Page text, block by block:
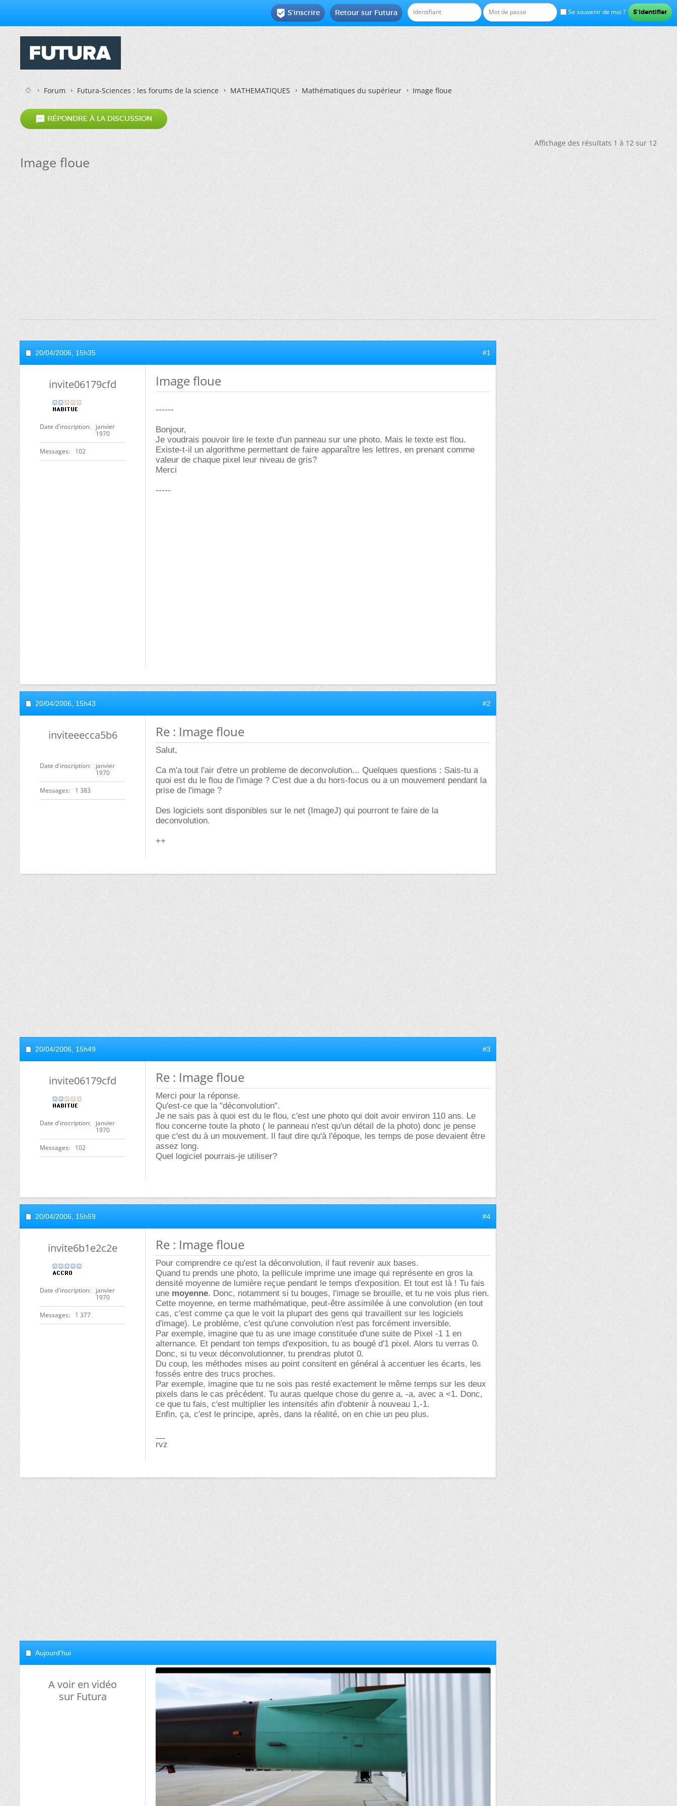
Se souvenir de moi ?
Retour sur Futura
 S'inscrire
Forum Futura-Sciences : les forums de la science MATHEMATIQUES Mathématiques du supérieur Image floue
 RÉPONDRE À LA DISCUSSION
Affichage des résultats 1 à 12 sur 12
Image floue
20/04/2006, 15h35 #1
invite06179cfd
Date d'inscription
janvier
1970
Messages 102
Image floue
------
Bonjour,
Je voudrais pouvoir lire le texte d'un panneau sur une photo. Mais le texte est flou.
Existe-t-il un algorithme permettant de faire apparaître les lettres, en prenant comme
valeur de chaque pixel leur niveau de gris?
Merci
-----
20/04/2006, 15h43 #2
inviteeecca5b6
Date d'inscription
janvier
1970
Messages 1 383
Re : Image floue
Salut,
Ca m'a tout l'air d'etre un probleme de deconvolution... Quelques questions : Sais-tu a
quoi est du le flou de l'image ? C'est due a du hors-focus ou a un mouvement pendant la
prise de l'image ?
Des logiciels sont disponibles sur le net (ImageJ) qui pourront te faire de la
deconvolution.
++
20/04/2006, 15h49 #3
invite06179cfd
Date d'inscription
janvier
1970
Messages 102
Re : Image floue
Merci pour la réponse.
Qu'est-ce que la "déconvolution".
Je ne sais pas à quoi est du le flou, c'est une photo qui doit avoir environ 110 ans. Le
flou concerne toute la photo ( le panneau n'est qu'un détail de la photo) donc je pense
que c'est du à un mouvement. Il faut dire qu'à l'époque, les temps de pose devaient être
assez long.
Quel logiciel pourrais-je utiliser?
20/04/2006, 15h59 #4
invite6b1e2c2e
Date d'inscription
janvier
1970
Messages 1 377
Re : Image floue
Pour comprendre ce qu'est la déconvolution, il faut revenir aux bases.
Quand tu prends une photo, la pellicule imprime une image qui représente en gros la
densité moyenne de lumière reçue pendant le temps d'exposition. Et tout est là ! Tu fais
une moyenne. Donc, notamment si tu bouges, l'image se brouille, et tu ne vois plus rien.
Cette moyenne, en terme mathématique, peut-être assimilée à une convolution (en tout
cas, c'est comme ça que le voit la plupart des gens qui travaillent sur les logiciels
d'image). Le problème, c'est qu'une convolution n'est pas forcément inversible.
Par exemple, imagine que tu as une image constituée d'une suite de Pixel -1 1 en
alternance. Et pendant ton temps d'exposition, tu as bougé d'1 pixel. Alors tu verras 0.
Donc, si tu veux déconvolutionner, tu prendras plutot 0.
Du coup, les méthodes mises au point consitent en général à accentuer les écarts, les
fossés entre des trucs proches.
Par exemple, imagine que tu ne sois pas resté exactement le même temps sur les deux
pixels dans le cas précédent. Tu auras quelque chose du genre a, -a, avec a <1. Donc,
ce que tu fais, c'est multiplier les intensités afin d'obtenir à nouveau 1,-1.
Enfin, ça, c'est le principe, après, dans la réalité, on en chie un peu plus.
rvz
Aujourd'hui
A voir en vidéo
sur Futura